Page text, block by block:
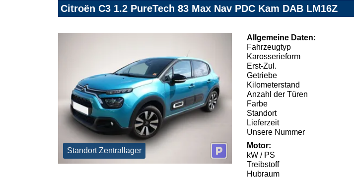
Citroën C3 1.2 PureTech 83 Max Nav PDC Kam DAB LM16Z
Standort Zentrallager
Allgemeine Daten:
Fahrzeugtyp
Karosserieform
Erst-Zul.
Getriebe
Kilometerstand
Anzahl der Türen
Farbe
Standort
Lieferzeit
Unsere Nummer
Motor:
kW / PS
Treibstoff
Hubraum